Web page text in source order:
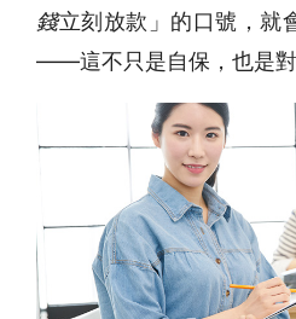
錢立刻放款」的口號，就
——這不只是自保，也是對